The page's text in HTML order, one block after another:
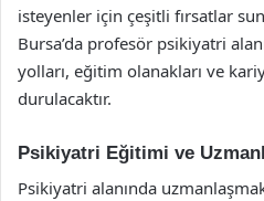
isteyenler için çeşitli fırsatlar
Bursa’da profesör psikiyatri
yolları, eğitim olanakları ve
durulacaktır.
Psikiyatri Eğitimi ve
Psikiyatri alanında